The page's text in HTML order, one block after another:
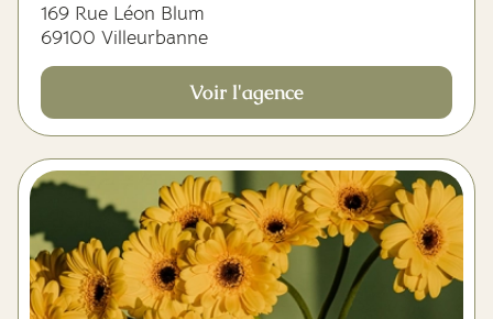
169 Rue Léon Blum
69100 Villeurbanne
Voir l'agence